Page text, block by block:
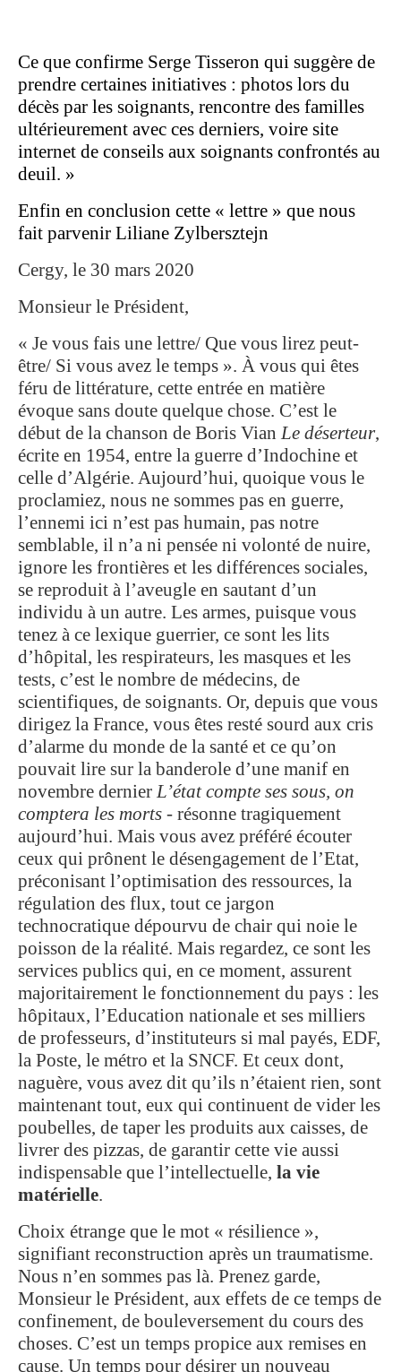
Ce que confirme Serge Tisseron qui suggère de
prendre certaines initiatives : photos lors du
décès par les soignants, rencontre des familles
ultérieurement avec ces derniers, voire site
internet de conseils aux soignants confrontés au
deuil. »
Enfin en conclusion cette « lettre » que nous
fait parvenir Liliane Zylbersztejn
Cergy, le 30 mars 2020
Monsieur le Président,
« Je vous fais une lettre/ Que vous lirez peut-
être/ Si vous avez le temps ». À vous qui êtes
féru de littérature, cette entrée en matière
évoque sans doute quelque chose. C’est le
début de la chanson de Boris Vian Le déserteur,
écrite en 1954, entre la guerre d’Indochine et
celle d’Algérie. Aujourd’hui, quoique vous le
proclamiez, nous ne sommes pas en guerre,
l’ennemi ici n’est pas humain, pas notre
semblable, il n’a ni pensée ni volonté de nuire,
ignore les frontières et les différences sociales,
se reproduit à l’aveugle en sautant d’un
individu à un autre. Les armes, puisque vous
tenez à ce lexique guerrier, ce sont les lits
d’hôpital, les respirateurs, les masques et les
tests, c’est le nombre de médecins, de
scientifiques, de soignants. Or, depuis que vous
dirigez la France, vous êtes resté sourd aux cris
d’alarme du monde de la santé et ce qu’on
pouvait lire sur la banderole d’une manif en
novembre dernier L’état compte ses sous, on
comptera les morts - résonne tragiquement
aujourd’hui. Mais vous avez préféré écouter
ceux qui prônent le désengagement de l’Etat,
préconisant l’optimisation des ressources, la
régulation des flux, tout ce jargon
technocratique dépourvu de chair qui noie le
poisson de la réalité. Mais regardez, ce sont les
services publics qui, en ce moment, assurent
majoritairement le fonctionnement du pays : les
hôpitaux, l’Education nationale et ses milliers
de professeurs, d’instituteurs si mal payés, EDF,
la Poste, le métro et la SNCF. Et ceux dont,
naguère, vous avez dit qu’ils n’étaient rien, sont
maintenant tout, eux qui continuent de vider les
poubelles, de taper les produits aux caisses, de
livrer des pizzas, de garantir cette vie aussi
indispensable que l’intellectuelle, la vie
matérielle.
Choix étrange que le mot « résilience »,
signifiant reconstruction après un traumatisme.
Nous n’en sommes pas là. Prenez garde,
Monsieur le Président, aux effets de ce temps de
confinement, de bouleversement du cours des
choses. C’est un temps propice aux remises en
cause. Un temps pour désirer un nouveau